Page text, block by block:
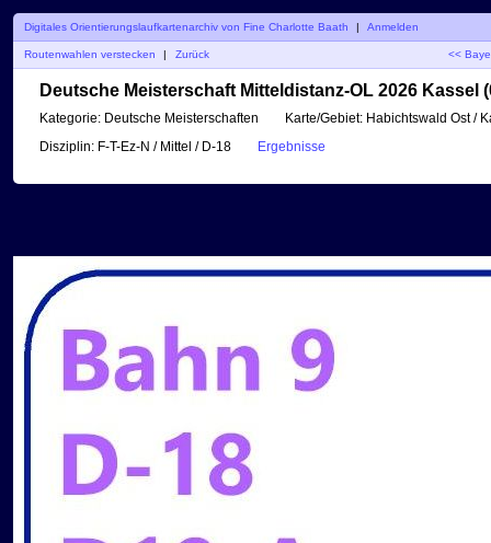
Digitales Orientierungslaufkartenarchiv von Fine Charlotte Baath | Anmelden
Routenwahlen verstecken Zurück <<
Deutsche Meisterschaft Mitteldistanz-OL 2026 Kassel
Kategorie: Deutsche Meisterschaften Karte/Gebiet: Habichtswald Ost /
Disziplin: F-T-Ez-N / Mittel / D-18 Ergebnisse